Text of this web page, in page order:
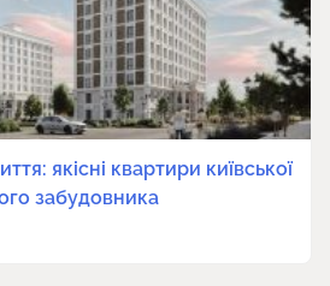
якісні квартири київської
забудовника